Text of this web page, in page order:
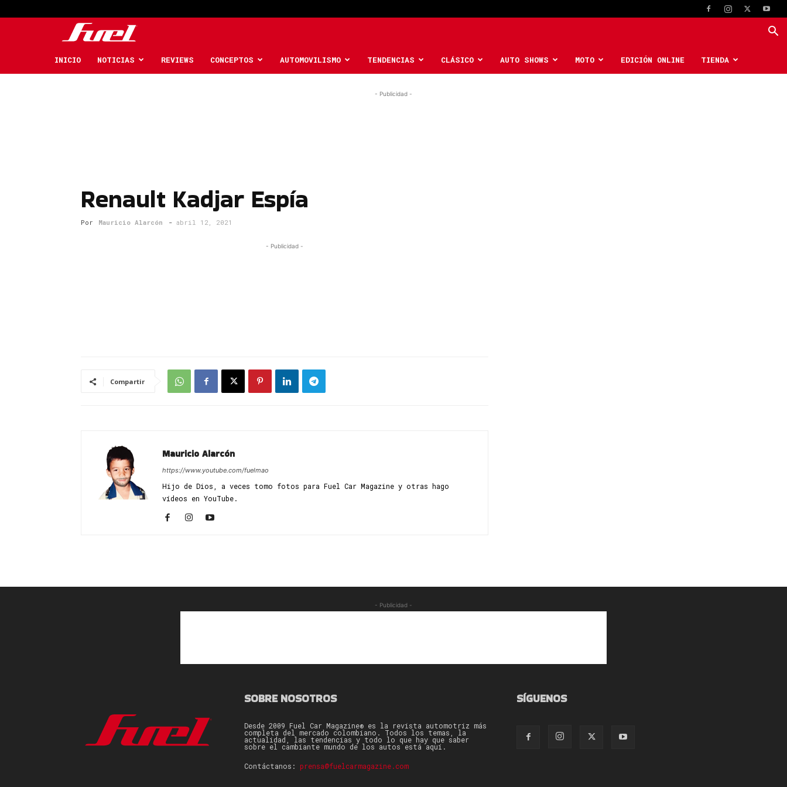
Car
INICIO NOTICIAS REVIEWS CONCEPTOS AUTOMOVILISMO TENDENCIAS CLÁSICO AUTO SHOWS MOTO EDICIÓN ONLINE TIENDA
- Publicidad -
Renault Kadjar Espía
Por Mauricio Alarcón - abril 12, 2021
- Publicidad -
Compartir
Mauricio Alarcón
https://www.youtube.com/fuelmao
Hijo de Dios, a veces tomo fotos para Fuel Car Magazine y otras hago
vídeos en YouTube.
- Publicidad -
SOBRE NOSOTROS
Desde 2009 Fuel Car Magazine® es la revista automotriz más
completa del mercado colombiano. Todos los temas, la
actualidad, las tendencias y todo lo que hay que saber
sobre el cambiante mundo de los autos está aquí.
Contáctanos: prensa@fuelcarmagazine.com
SÍGUENOS